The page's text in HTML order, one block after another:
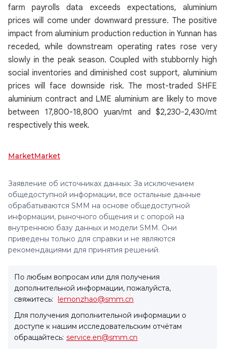
farm payrolls data exceeds expectations, aluminium
prices will come under downward pressure. The positive
impact from aluminium production reduction in Yunnan has
receded, while downstream operating rates rose very
slowly in the peak season. Coupled with stubbornly high
social inventories and diminished cost support, aluminium
prices will face downside risk. The most-traded SHFE
aluminium contract and LME aluminium are likely to move
between 17,800-18,800 yuan/mt and $2,230-2,430/mt
respectively this week.
MarketMarket
Заявление об источниках данных: За исключением
общедоступной информации, все остальные данные
обрабатываются SMM на основе общедоступной
информации, рыночного общения и с опорой на
внутреннюю базу данных и модели SMM. Они
приведены только для справки и не являются
рекомендациями для принятия решений.
По любым вопросам или для получения
дополнительной информации, пожалуйста,
свяжитесь: lemonzhao@smm.cn
Для получения дополнительной информации о
доступе к нашим исследовательским отчётам
обращайтесь: service.en@smm.cn